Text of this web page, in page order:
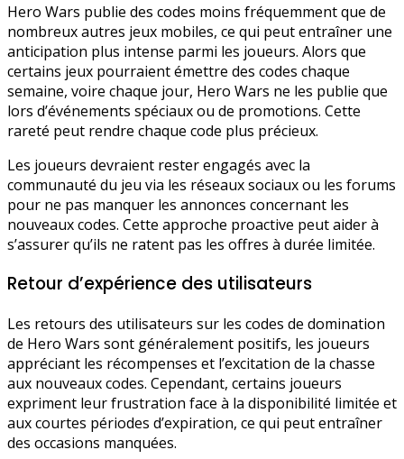
Hero Wars publie des codes moins fréquemment que de
nombreux autres jeux mobiles, ce qui peut entraîner une
anticipation plus intense parmi les joueurs. Alors que
certains jeux pourraient émettre des codes chaque
semaine, voire chaque jour, Hero Wars ne les publie que
lors d’événements spéciaux ou de promotions. Cette
rareté peut rendre chaque code plus précieux.
Les joueurs devraient rester engagés avec la
communauté du jeu via les réseaux sociaux ou les forums
pour ne pas manquer les annonces concernant les
nouveaux codes. Cette approche proactive peut aider à
s’assurer qu’ils ne ratent pas les offres à durée limitée.
Retour d’expérience des utilisateurs
Les retours des utilisateurs sur les codes de domination
de Hero Wars sont généralement positifs, les joueurs
appréciant les récompenses et l’excitation de la chasse
aux nouveaux codes. Cependant, certains joueurs
expriment leur frustration face à la disponibilité limitée et
aux courtes périodes d’expiration, ce qui peut entraîner
des occasions manquées.